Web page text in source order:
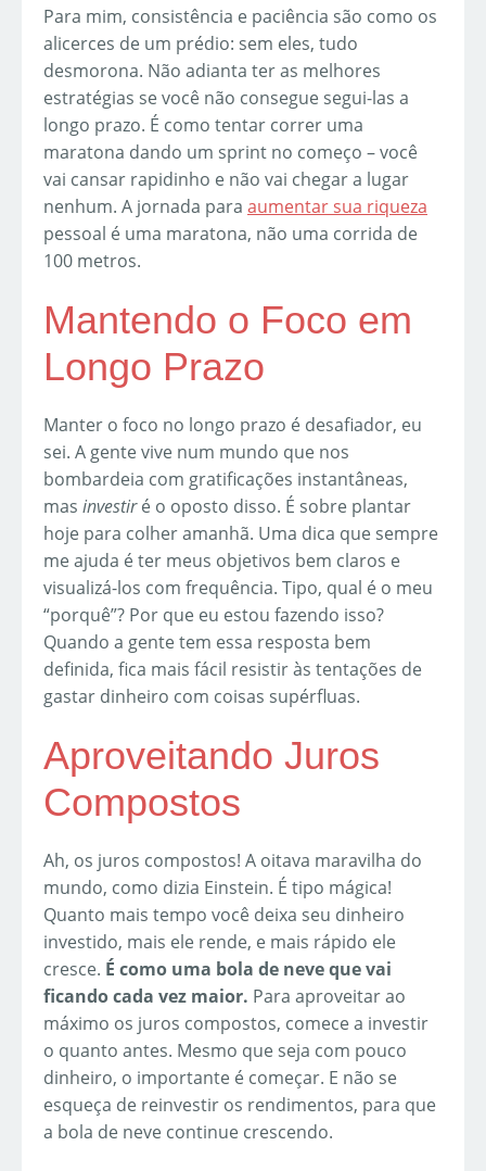
Para mim, consistência e paciência são como os
alicerces de um prédio: sem eles, tudo
desmorona. Não adianta ter as melhores
estratégias se você não consegue segui-las a
longo prazo. É como tentar correr uma
maratona dando um sprint no começo – você
vai cansar rapidinho e não vai chegar a lugar
nenhum. A jornada para aumentar sua riqueza
pessoal é uma maratona, não uma corrida de
100 metros.
Mantendo o Foco em
Longo Prazo
Manter o foco no longo prazo é desafiador, eu
sei. A gente vive num mundo que nos
bombardeia com gratificações instantâneas,
mas investiré o oposto disso. É sobre plantar
hoje para colher amanhã. Uma dica que sempre
me ajuda é ter meus objetivos bem claros e
visualizá-los com frequência. Tipo, qual é o meu
“porquê”? Por que eu estou fazendo isso?
Quando a gente tem essa resposta bem
definida, fica mais fácil resistir às tentações de
gastar dinheiro com coisas supérfluas.
Aproveitando Juros
Compostos
Ah, os juros compostos! A oitava maravilha do
mundo, como dizia Einstein. É tipo mágica!
Quanto mais tempo você deixa seu dinheiro
investido, mais ele rende, e mais rápido ele
cresce. É como uma bola de neve que vai
ficando cada vez maior. Para aproveitar ao
máximo os juros compostos, comece a investir
o quanto antes. Mesmo que seja com pouco
dinheiro, o importante é começar. E não se
esqueça de reinvestir os rendimentos, para que
a bola de neve continue crescendo.